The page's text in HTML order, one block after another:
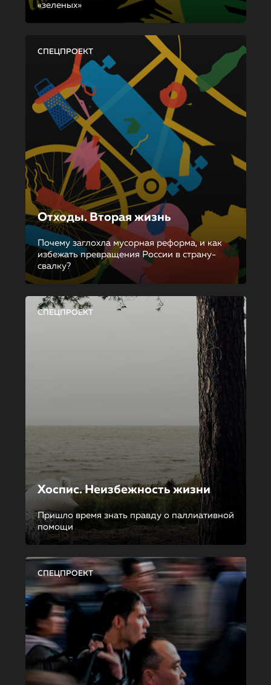
«зеленых»
СПЕЦПРОЕКТ
Отходы. Вторая жизнь
Почему заглохла мусорная реформа, и как
избежать превращения России в страну-
свалку?
СПЕЦПРОЕКТ
Хоспис. Неизбежность жизни
Пришло время знать правду о паллиативной
помощи
СПЕЦПРОЕКТ